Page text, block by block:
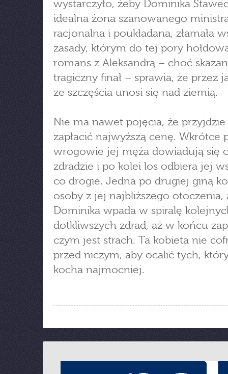
wystarczyło, żeby Dominika
idealna żona szanowanego
racjonalna i poukładana, złamała
zasady, którym do tej pory
romans z Aleksandrą – choć
tragiczny finał – sprawia, że przez
ze szczęścia unosi się nad ziemią.
Nie ma nawet pojęcia, że
zapłacić najwyższą cenę. Wkrótce
wrogowie jej męża dowiadują się
zdradzie i po kolei los odbiera jej
co drogie. Jedna po drugiej giną
osoby z jej najbliższego otoczenia,
Dominika wpada w spiralę
dotkliwszych zdrad, aż w końcu
czym jest strach. Ta kobieta nie
przed niczym, aby ocalić tych,
kocha najmocniej.